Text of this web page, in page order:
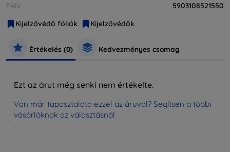
EAN
5903108521550
Kijelzővédő fóliák
Kijelzővédők
Értékelés (0) Kedvezményes csomag
Ezt az árut még senki nem értékelte.
Van már tapasztalata ezzel az áruval? Segítsen a többi
vásárlóknak az választásnál
.